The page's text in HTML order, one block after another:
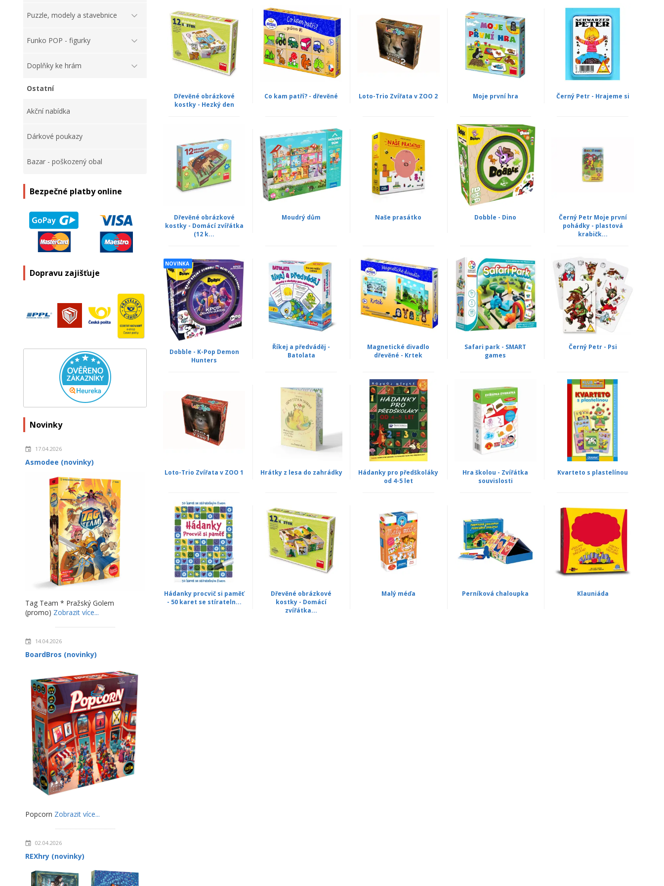
Puzzle, modely a stavebnice
Funko POP - figurky
Doplňky ke hrám
Ostatní
Akční nabídka
Dárkové poukazy
Bazar - poškozený obal
Bezpečné platby online
Dopravu zajišťuje
Novinky
17.04.2026
Asmodee (novinky)
Tag Team * Pražský Golem
(promo) Zobrazit více...
14.04.2026
BoardBros (novinky)
Popcorn Zobrazit více...
02.04.2026
REXhry (novinky)
Dřevěné obrázkové
kostky - Hezký den
Co kam patří? - dřevěné Loto-Trio Zvířata v ZOO 2 Moje první hra Černý Petr - Hrajeme si
Dřevěné obrázkové
kostky - Domácí zvířátka
(12 k...
Moudrý dům Naše prasátko Dobble - Dino
Černý Petr Moje první
pohádky - plastová
krabičk...
NOVINKA
Dobble - K-Pop Demon
Hunters
Říkej a předváděj -
Batolata
Magnetické divadlo
dřevěné - Krtek
Safari park - SMART
games
Černý Petr - Psi
Loto-Trio Zvířata v ZOO 1 Hrátky z lesa do zahrádky
Hádanky pro předškoláky
od 4-5 let
Hra školou - Zvířátka
souvislosti
Kvarteto s plastelínou
Hádanky procvič si paměť
- 50 karet se stírateln...
Dřevěné obrázkové
kostky - Domácí
zvířátka...
Malý méďa Perníková chaloupka Klauniáda